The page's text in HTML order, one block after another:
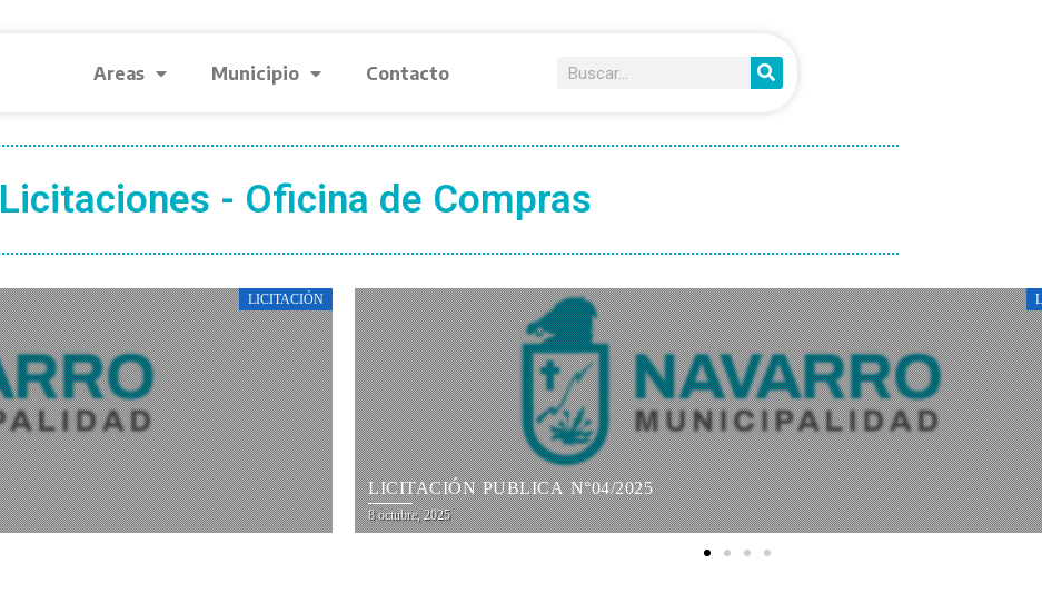
Areas Municipio Contacto
Licitaciones - Oficina de Compras
LICITACIÓN
LICITACIÓN PUBLICA N°04/2025
8 octubre, 2025